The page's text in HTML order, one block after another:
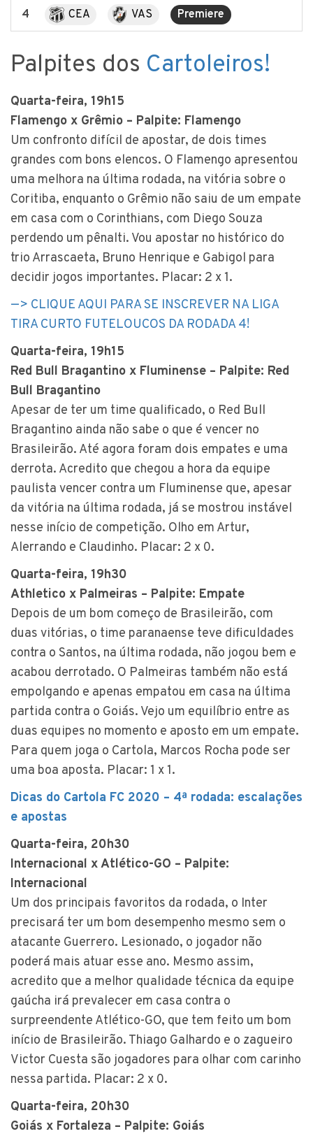
4 CEA VAS Premiere
Palpites dos Cartoleiros!
Quarta-feira, 19h15
Flamengo x Grêmio – Palpite: Flamengo
Um confronto difícil de apostar, de dois times
grandes com bons elencos. O Flamengo apresentou
uma melhora na última rodada, na vitória sobre o
Coritiba, enquanto o Grêmio não saiu de um empate
em casa com o Corinthians, com Diego Souza
perdendo um pênalti. Vou apostar no histórico do
trio Arrascaeta, Bruno Henrique e Gabigol para
decidir jogos importantes. Placar: 2 x 1.
—> CLIQUE AQUI PARA SE INSCREVER NA LIGA
TIRA CURTO FUTELOUCOS DA RODADA 4!
Quarta-feira, 19h15
Red Bull Bragantino x Fluminense – Palpite: Red
Bull Bragantino
Apesar de ter um time qualificado, o Red Bull
Bragantino ainda não sabe o que é vencer no
Brasileirão. Até agora foram dois empates e uma
derrota. Acredito que chegou a hora da equipe
paulista vencer contra um Fluminense que, apesar
da vitória na última rodada, já se mostrou instável
nesse início de competição. Olho em Artur,
Alerrando e Claudinho. Placar: 2 x 0.
Quarta-feira, 19h30
Athletico x Palmeiras – Palpite: Empate
Depois de um bom começo de Brasileirão, com
duas vitórias, o time paranaense teve dificuldades
contra o Santos, na última rodada, não jogou bem e
acabou derrotado. O Palmeiras também não está
empolgando e apenas empatou em casa na última
partida contra o Goiás. Vejo um equilíbrio entre as
duas equipes no momento e aposto em um empate.
Para quem joga o Cartola, Marcos Rocha pode ser
uma boa aposta. Placar: 1 x 1.
Dicas do Cartola FC 2020 – 4ª rodada: escalações
e apostas
Quarta-feira, 20h30
Internacional x Atlético-GO – Palpite:
Internacional
Um dos principais favoritos da rodada, o Inter
precisará ter um bom desempenho mesmo sem o
atacante Guerrero. Lesionado, o jogador não
poderá mais atuar esse ano. Mesmo assim,
acredito que a melhor qualidade técnica da equipe
gaúcha irá prevalecer em casa contra o
surpreendente Atlético-GO, que tem feito um bom
início de Brasileirão. Thiago Galhardo e o zagueiro
Victor Cuesta são jogadores para olhar com carinho
nessa partida. Placar: 2 x 0.
Quarta-feira, 20h30
Goiás x Fortaleza – Palpite: Goiás